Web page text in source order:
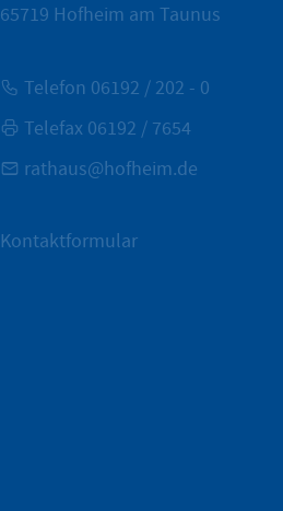
65719 Hofheim am Taunus
Telefon 06192 / 202 - 0
Telefax 06192 / 7654
rathaus@hofheim.de
Kontaktformular